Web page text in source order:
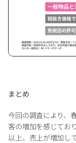
まとめ
今回の調査により、
客の増加を感じてお
以上、売上が増加し